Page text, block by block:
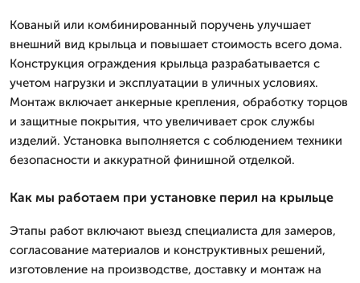
Кованый или комбинированный поручень улучшает
внешний вид крыльца и повышает стоимость всего дома.
Конструкция ограждения крыльца разрабатывается с
учетом нагрузки и эксплуатации в уличных условиях.
Монтаж включает анкерные крепления, обработку торцов
и защитные покрытия, что увеличивает срок службы
изделий. Установка выполняется с соблюдением техники
безопасности и аккуратной финишной отделкой.
Как мы работаем при установке перил на крыльце
Этапы работ включают выезд специалиста для замеров,
согласование материалов и конструктивных решений,
изготовление на производстве, доставку и монтаж на